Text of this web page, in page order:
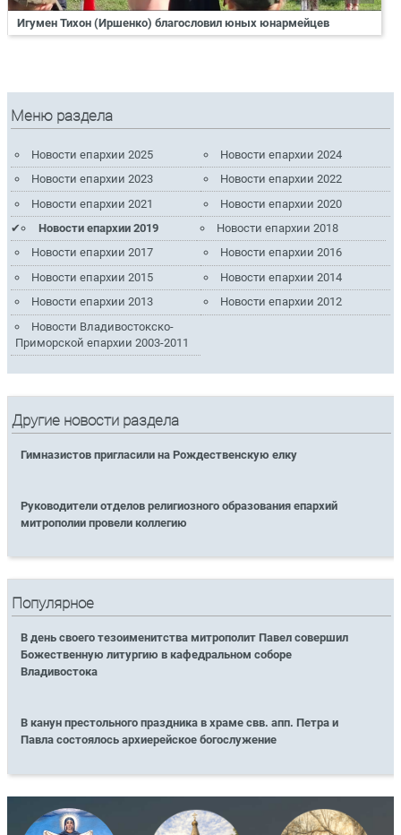
Игумен Тихон (Иршенко) благословил юных юнармейцев
Меню раздела
Новости епархии 2025
Новости епархии 2024
Новости епархии 2023
Новости епархии 2022
Новости епархии 2021
Новости епархии 2020
Новости епархии 2019
Новости епархии 2018
Новости епархии 2017
Новости епархии 2016
Новости епархии 2015
Новости епархии 2014
Новости епархии 2013
Новости епархии 2012
Новости Владивостокско-
Приморской епархии 2003-2011
Другие новости раздела
Гимназистов пригласили на Рождественскую елку
Руководители отделов религиозного образования епархий
митрополии провели коллегию
Популярное
В день своего тезоименитства митрополит Павел совершил
Божественную литургию в кафедральном соборе
Владивостока
В канун престольного праздника в храме свв. апп. Петра и
Павла состоялось архиерейское богослужение